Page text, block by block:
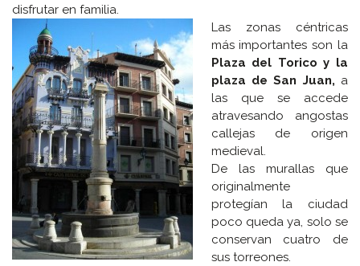
disfrutar en familia.
Las zonas céntricas
más importantes son la
Plaza del Torico y la
plaza de San Juan, a
las que se accede
atravesando angostas
callejas de origen
medieval.
De las murallas que
originalmente
protegían la ciudad
poco queda ya, solo se
conservan cuatro de
sus torreones.